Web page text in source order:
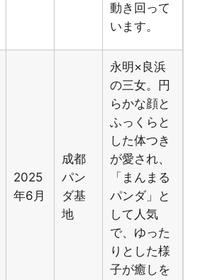
動き回って
います。
2025
年6月
成都
パン
ダ基
地
永明×良浜
の三女。円
らかな顔と
ふっくらと
した体つき
が愛され、
「まんまる
パンダ」と
して人気
で、ゆった
りとした様
子が癒しを